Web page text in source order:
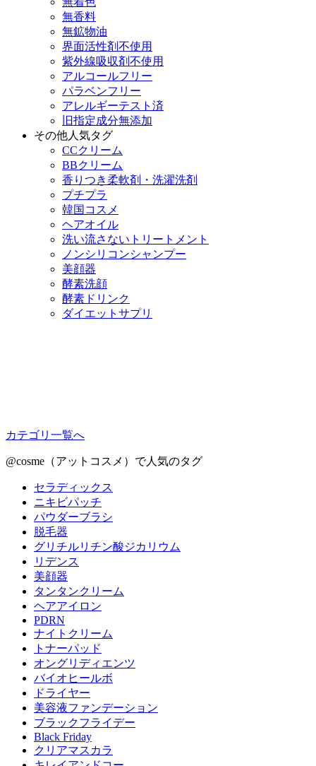
無香料
無鉱物油
界面活性剤不使用
紫外線吸収剤不使用
アルコールフリー
パラベンフリー
アレルギーテスト済
旧指定成分無添加
その他人気タグ
CCクリーム
BBクリーム
香りつき柔軟剤・洗濯洗剤
プチプラ
韓国コスメ
ヘアオイル
洗い流さないトリートメント
ノンシリコンシャンプー
美顔器
酵素洗顔
酵素ドリンク
ダイエットサプリ
カテゴリ一覧へ
@cosme（アットコスメ）で人気のタグ
セラディックス
ニキビパッチ
パウダーブラシ
脱毛器
グリチルリチン酸ジカリウム
リデンス
美顔器
タンタンクリーム
ヘアアイロン
PDRN
ナイトクリーム
トナーパッド
オングリディエンツ
バイオヒールボ
ドライヤー
美容液ファンデーション
ブラックフライデー
Black Friday
クリアマスカラ